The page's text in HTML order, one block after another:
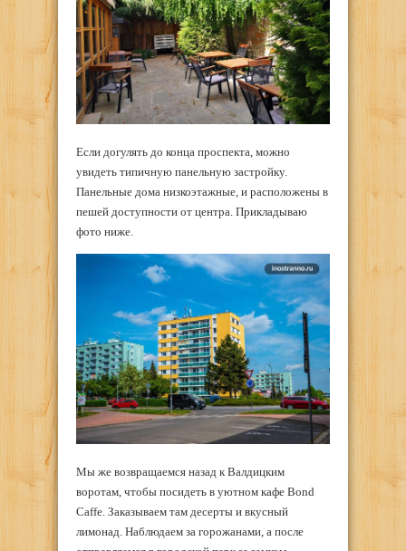
Если догулять до конца проспекта, можно
увидеть типичную панельную застройку.
Панельные дома низкоэтажные, и расположены в
пешей доступности от центра. Прикладываю
фото ниже.
Мы же возвращаемся назад к Валдицким
воротам, чтобы посидеть в уютном кафе Bond
Caffe. Заказываем там десерты и вкусный
лимонад. Наблюдаем за горожанами, а после